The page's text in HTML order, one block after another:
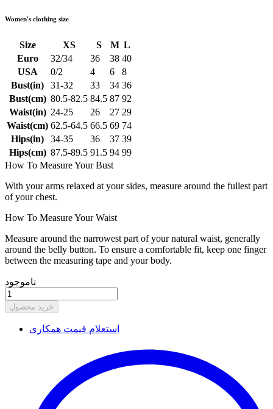
Women's clothing size
Size XS S M L
Euro
32/34 36 38 40
USA
0/2 4 6
8
Bust(in)
31-32 33 34 36
Bust(cm) 80.5-82.5 84.5 87 92
Waist(in) 24-25 26 27 29
Waist(cm) 62.5-64.5 66.5 69 74
Hips(in)
34-35 36 37 39
Hips(cm) 87.5-89.5 91.5 94 99
How To Measure Your Bust
With your arms relaxed at your sides, measure around the fullest part
of your chest.
How To Measure Your Waist
Measure around the narrowest part of your natural waist, generally
around the belly button. To ensure a comfortable fit, keep one finger
between the measuring tape and your body.
ناموجود
خرید محصول
استعلام قیمت همکاری